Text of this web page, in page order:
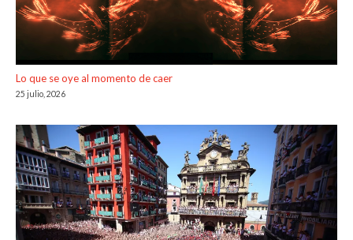
Lo que se oye al momento de caer
25 julio, 2026